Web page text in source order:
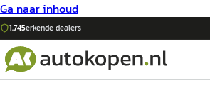
Ga naar inhoud
1.745erkende dealers